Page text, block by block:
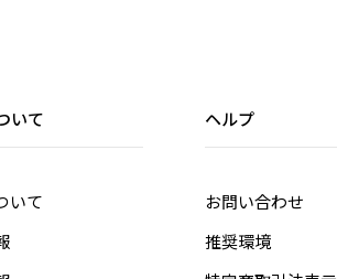
いて
いて
ヘルプ
お問い合わせ
推奨環境